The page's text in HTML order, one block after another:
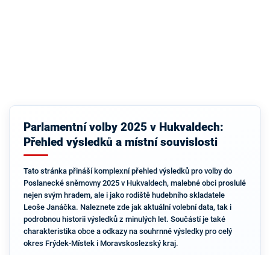
Parlamentní volby 2025 v Hukvaldech:
Přehled výsledků a místní souvislosti
Tato stránka přináší komplexní přehled výsledků pro volby do
Poslanecké sněmovny 2025 v Hukvaldech, malebné obci proslulé
nejen svým hradem, ale i jako rodiště hudebního skladatele
Leoše Janáčka. Naleznete zde jak aktuální volební data, tak i
podrobnou historii výsledků z minulých let. Součástí je také
charakteristika obce a odkazy na souhrnné výsledky pro celý
okres Frýdek-Místek i Moravskoslezský kraj.